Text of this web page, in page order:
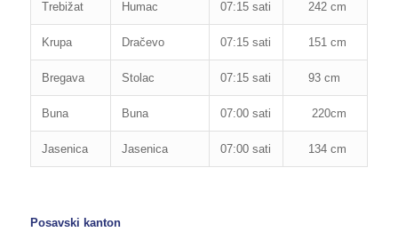
Trebižat Humac 07:15 sati 242 cm
Krupa Dračevo 07:15 sati 151 cm
Bregava Stolac 07:15 sati 93 cm
Buna Buna 07:00 sati 220cm
Jasenica Jasenica 07:00 sati 134 cm
Posavski kanton